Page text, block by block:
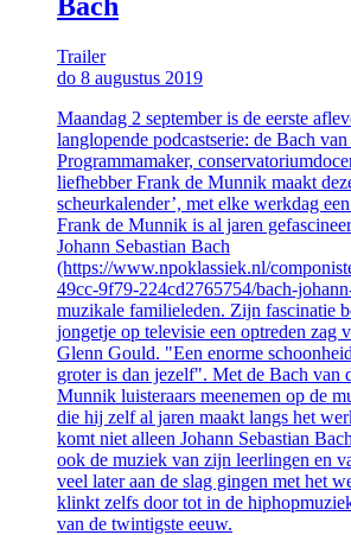
Trailer
do 8 augustus 2019
Maandag 2 september is de eerste
langlopende podcastserie: de Bach
Programmamaker,
liefhebber Frank de Munnik maakt
scheurkalender’, met elke werkdag
Frank de Munnik is al jaren
Johann Sebastian Bach
(https://www.npoklassiek.nl/
49cc-9f79-224cd2765754/bach-
muzikale familieleden. Zijn fascinatie
jongetje op televisie een optreden zag
Glenn Gould. "Een enorme
groter is dan jezelf". Met de Bach van
Munnik luisteraars meenemen op de
die hij zelf al jaren maakt langs het
komt niet alleen Johann Sebastian
ook de muziek van zijn leerlingen en
veel later aan de slag gingen met het
klinkt zelfs door tot in de
van de twintigste eeuw.